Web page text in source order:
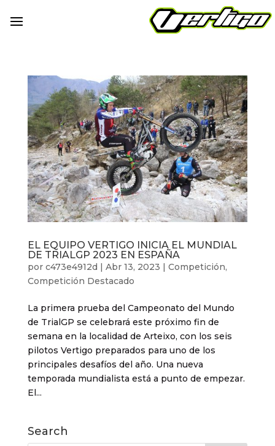
EL EQUIPO VERTIGO INICIA EL MUNDIAL
DE TRIALGP 2023 EN ESPAÑA
por c473e4912d | Abr 13, 2023 | Competición,
Competición Destacado
La primera prueba del Campeonato del Mundo
de TrialGP se celebrará este próximo fin de
semana en la localidad de Arteixo, con los seis
pilotos Vertigo preparados para uno de los
principales desafíos del año. Una nueva
temporada mundialista está a punto de empezar.
El...
Search